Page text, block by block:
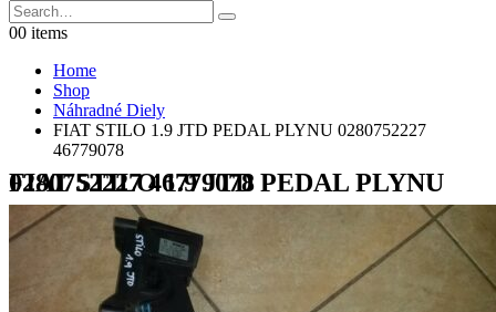
00 items
Home
Shop
Náhradné Diely
FIAT STILO 1.9 JTD PEDAL PLYNU 0280752227
46779078
FIAT STILO 1.9 JTD PEDAL PLYNU 0280752227 46779078